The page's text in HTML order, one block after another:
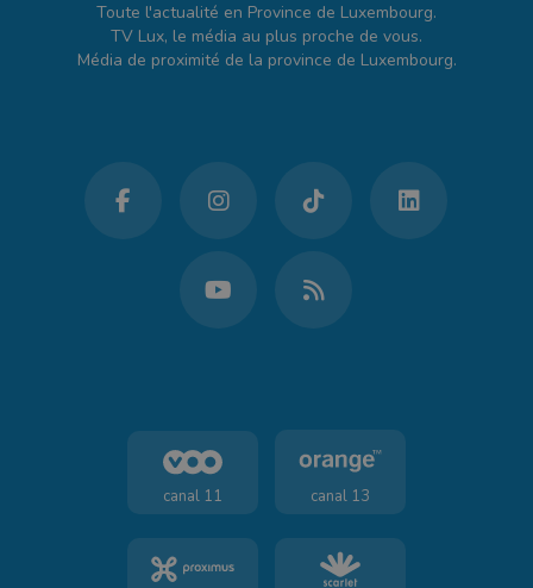
Toute l'actualité en Province de Luxembourg.
TV Lux, le média au plus proche de vous.
Média de proximité de la province de Luxembourg.
canal 11 canal 13